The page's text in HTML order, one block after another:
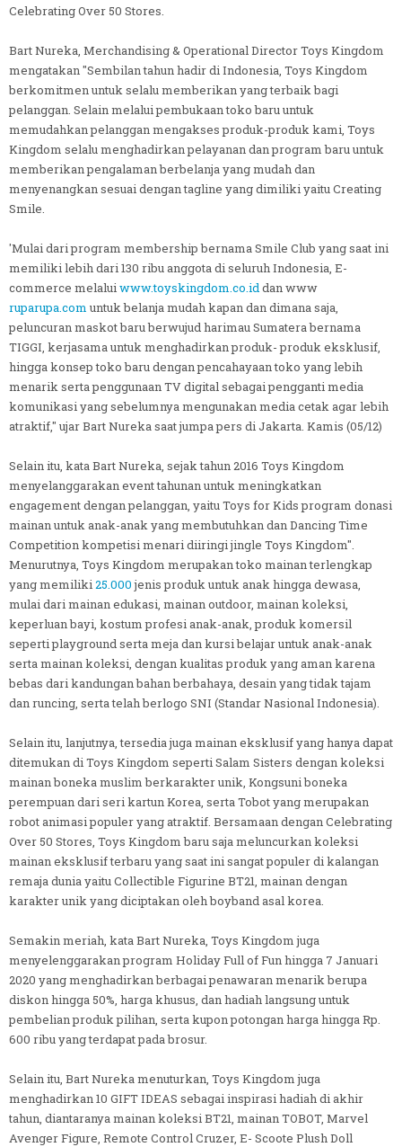
Celebrating Over 50 Stores.
Bart Nureka, Merchandising & Operational Director Toys Kingdom
mengatakan "Sembilan tahun hadir di Indonesia, Toys Kingdom
berkomitmen untuk selalu memberikan yang terbaik bagi
pelanggan. Selain melalui pembukaan toko baru untuk
memudahkan pelanggan mengakses produk-produk kami, Toys
Kingdom selalu menghadirkan pelayanan dan program baru untuk
memberikan pengalaman berbelanja yang mudah dan
menyenangkan sesuai dengan tagline yang dimiliki yaitu Creating
Smile.
'Mulai dari program membership bernama Smile Club yang saat ini
memiliki lebih dari 130 ribu anggota di seluruh Indonesia, E-
commerce melaluiwww.toyskingdom.co.iddan www
ruparupa.com untuk belanja mudah kapan dan dimana saja,
peluncuran maskot baru berwujud harimau Sumatera bernama
TIGGI, kerjasama untuk menghadirkan produk- produk eksklusif,
hingga konsep toko baru dengan pencahayaan toko yang lebih
menarik serta penggunaan TV digital sebagai pengganti media
komunikasi yang sebelumnya mengunakan media cetak agar lebih
atraktif," ujar Bart Nureka saat jumpa pers di Jakarta. Kamis (05/12)
Selain itu, kata Bart Nureka, sejak tahun 2016 Toys Kingdom
menyelanggarakan event tahunan untuk meningkatkan
engagement dengan pelanggan, yaitu Toys for Kids program donasi
mainan untuk anak-anak yang membutuhkan dan Dancing Time
Competition kompetisi menari diiringi jingle Toys Kingdom".
Menurutnya, Toys Kingdom merupakan toko mainan terlengkap
yang memiliki25.000jenis produk untuk anak hingga dewasa,
mulai dari mainan edukasi, mainan outdoor, mainan koleksi,
keperluan bayi, kostum profesi anak-anak, produk komersil
seperti playground serta meja dan kursi belajar untuk anak-anak
serta mainan koleksi, dengan kualitas produk yang aman karena
bebas dari kandungan bahan berbahaya, desain yang tidak tajam
dan runcing, serta telah berlogo SNI (Standar Nasional Indonesia).
Selain itu, lanjutnya, tersedia juga mainan eksklusif yang hanya dapat
ditemukan di Toys Kingdom seperti Salam Sisters dengan koleksi
mainan boneka muslim berkarakter unik, Kongsuni boneka
perempuan dari seri kartun Korea, serta Tobot yang merupakan
robot animasi populer yang atraktif. Bersamaan dengan Celebrating
Over 50 Stores, Toys Kingdom baru saja meluncurkan koleksi
mainan eksklusif terbaru yang saat ini sangat populer di kalangan
remaja dunia yaitu Collectible Figurine BT21, mainan dengan
karakter unik yang diciptakan oleh boyband asal korea.
Semakin meriah, kata Bart Nureka, Toys Kingdom juga
menyelenggarakan program Holiday Full of Fun hingga 7 Januari
2020 yang menghadirkan berbagai penawaran menarik berupa
diskon hingga 50%, harga khusus, dan hadiah langsung untuk
pembelian produk pilihan, serta kupon potongan harga hingga Rp.
600 ribu yang terdapat pada brosur.
Selain itu, Bart Nureka menuturkan, Toys Kingdom juga
menghadirkan 10 GIFT IDEAS sebagai inspirasi hadiah di akhir
tahun, diantaranya mainan koleksi BT21, mainan TOBOT, Marvel
Avenger Figure, Remote Control Cruzer, E- Scoote Plush Doll